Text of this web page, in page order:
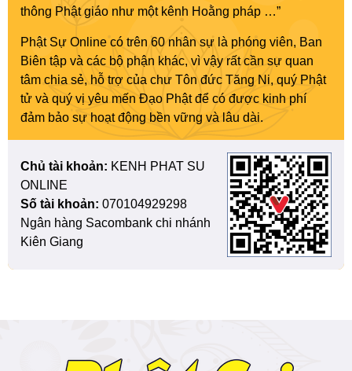
thông Phật giáo như một kênh Hoằng pháp …”
Phật Sự Online có trên 60 nhân sự là phóng viên, Ban
Biên tập và các bộ phận khác, vì vậy rất cần sự quan
tâm chia sẻ, hỗ trợ của chư Tôn đức Tăng Ni, quý Phật
tử và quý vị yêu mến Đạo Phật để có được kinh phí
đảm bảo sự hoạt động bền vững và lâu dài.
Chủ tài khoản: KENH PHAT SU
ONLINE
Số tài khoản: 070104929298
Ngân hàng Sacombank chi nhánh
Kiên Giang